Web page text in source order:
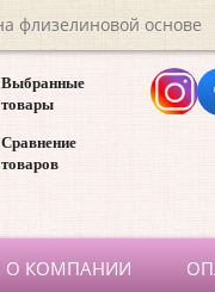
флизелиновой основе
Выбранные
товары
Сравнение
товаров
О КОМПАНИИ